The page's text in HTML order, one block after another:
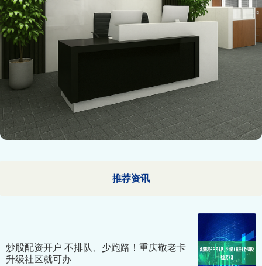
推荐资讯
炒股配资开户 不排队、少跑路！重庆敬老卡
升级社区就可办